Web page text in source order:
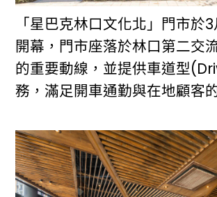
「星巴克林口文化北」門市於
開幕，門市座落於林口第二交
的重要動線，並提供車道型
務，滿足開車通勤與在地顧客